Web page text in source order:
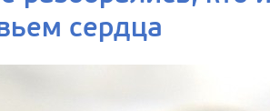
сердца